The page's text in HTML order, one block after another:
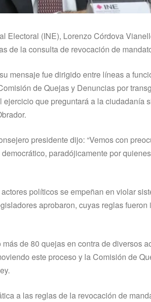
Electoral (INE), Lorenzo Córdova
de la consulta de revocación de
mensaje fue dirigido entre líneas a
de Quejas y Denuncias por
que preguntará a la ciudadanía
presidente dijo: “Vemos con
paradójicamente por
políticos se empeñan en violar
aprobaron, cuyas reglas
de 80 quejas en contra de diversos
este proceso y la Comisión de
a las reglas de la revocación de